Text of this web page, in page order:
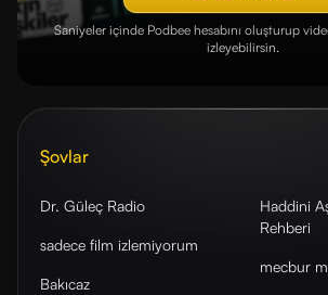
Saniyeler içinde Podbee hesabını oluşturup
izleyebilirsin.
Şovlar
Dr. Güleç Radio
sadece film izlemiyorum
Bakıcaz
Haddini
Rehberi
mecbur